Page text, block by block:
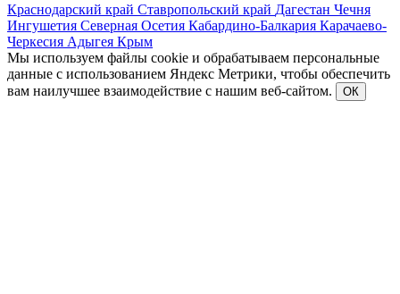
Краснодарский край Ставропольский край Дагестан Чечня
Ингушетия Северная Осетия Кабардино-Балкария Карачаево-
Черкесия Адыгея Крым
Мы используем файлы cookie и обрабатываем персональные
данные с использованием Яндекс Метрики, чтобы обеспечить
вам наилучшее взаимодействие с нашим веб-сайтом.
ОК